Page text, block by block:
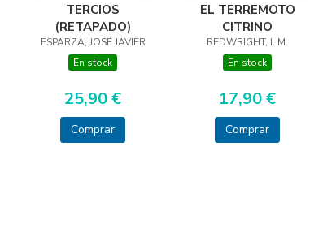
TERCIOS
(RETAPADO)
ESPARZA, JOSÉ JAVIER
En stock
25,90 €
Comprar
EL TERREMOTO
CITRINO
REDWRIGHT, I. M.
En stock
17,90 €
Comprar